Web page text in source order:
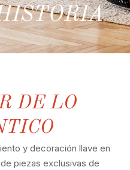
DE LO
y decoración llave en
piezas exclusivas de